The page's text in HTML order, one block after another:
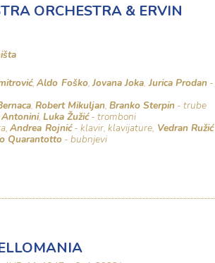
ORCHESTRA & ERVIN
,Aldo Foško,Jovana Joka,Jurica Prodan-
, Robert Mikuljan, Branko Sterpin - trube
Antonini, Luka Žužić- tromboni
Andrea Rojnić- klavir, klavijature, Vedran Ružić
Quarantotto - bubnjevi